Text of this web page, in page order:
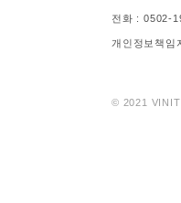
전화 : 0502-
개인정보책임
© 2021 VINIT